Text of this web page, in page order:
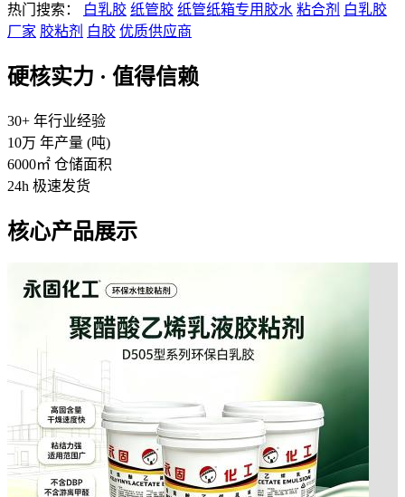
热门搜索：
白乳胶 纸管胶 纸管纸箱专用胶水 粘合剂 白乳胶
厂家 胶粘剂 白胶 优质供应商
硬核实力 · 值得信赖
30+ 年行业经验
10万 年产量 (吨)
6000㎡ 仓储面积
24h 极速发货
核心产品展示